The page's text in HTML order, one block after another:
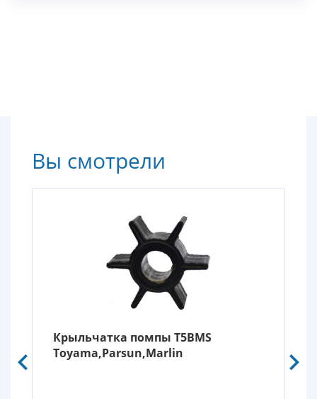
Вы смотрели
Крыльчатка помпы T5BMS
Toyama,Parsun,Marlin